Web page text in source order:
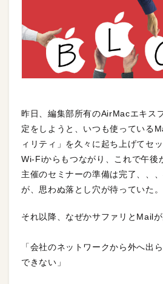
昨日、編集部所有のAirMacエキス
定をしようと、いつも使っている
ィリティ」を久々に起ち上げてセ
Wi-Fiからもつながり、これで午後
主催のセミナーの準備は完了、、
が、思わぬ落とし穴が待っていた。
それ以降、なぜかサファリとMailが
「会社のネットワークから外へ出
できない」